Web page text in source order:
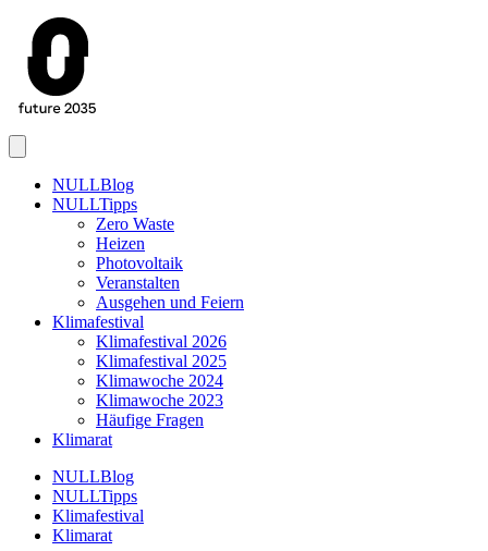
NULLBlog
NULLTipps
Zero Waste
Heizen
Photovoltaik
Veranstalten
Ausgehen und Feiern
Klimafestival
Klimafestival 2026
Klimafestival 2025
Klimawoche 2024
Klimawoche 2023
Häufige Fragen
Klimarat
NULLBlog
NULLTipps(Alt+Enter um Untermenü zu öffnen und zu
Klimafestival
Klimarat